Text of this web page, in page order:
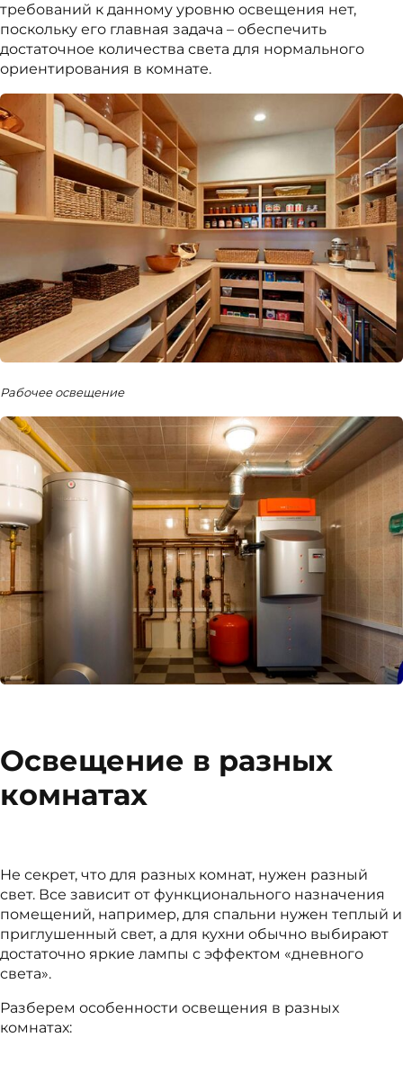
требований к данному уровню освещения нет,
поскольку его главная задача – обеспечить
достаточное количества света для нормального
ориентирования в комнате.
Рабочее освещение
Освещение в разных
комнатах
Не секрет, что для разных комнат, нужен разный
свет. Все зависит от функционального назначения
помещений, например, для спальни нужен теплый и
приглушенный свет, а для кухни обычно выбирают
достаточно яркие лампы с эффектом «дневного
света».
Разберем особенности освещения в разных
комнатах: